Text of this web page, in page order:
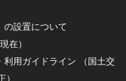
の設置について
在）
用ガイドライン （国土交